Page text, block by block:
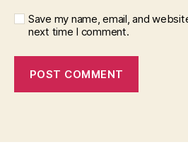
Save my name, email, and
next time I comment.